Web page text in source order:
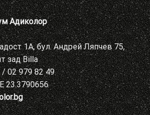
Адиколор
1А, бул. Андрей Ляпчев 75,
зад Billa
02 979 82 49
23.3790656